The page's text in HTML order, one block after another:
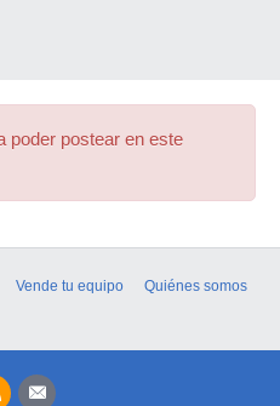
poder postear en este
Vende tu equipo
Quiénes somos